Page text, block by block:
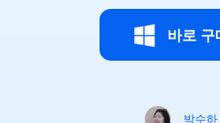
바로 구
박수하